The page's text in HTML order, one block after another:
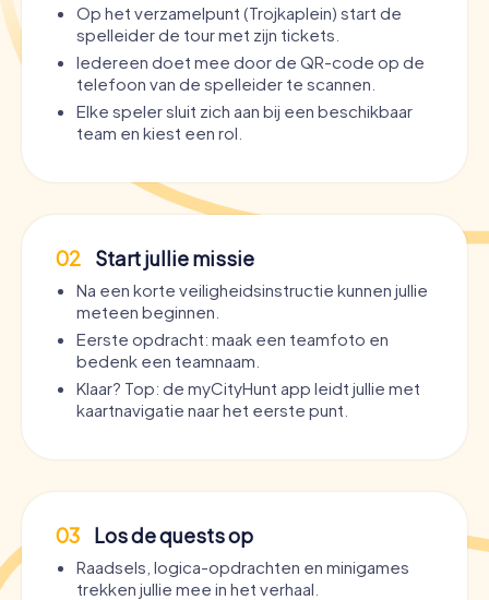
Op het verzamelpunt (Trojkaplein) start de
spelleider de tour met zijn tickets.
Iedereen doet mee door de QR-code op de
telefoon van de spelleider te scannen.
Elke speler sluit zich aan bij een beschikbaar
team en kiest een rol.
02 Start jullie missie
Na een korte veiligheidsinstructie kunnen jullie
meteen beginnen.
Eerste opdracht: maak een teamfoto en
bedenk een teamnaam.
Klaar? Top: de myCityHunt app leidt jullie met
kaartnavigatie naar het eerste punt.
03 Los de quests op
Raadsels, logica-opdrachten en minigames
trekken jullie mee in het verhaal.